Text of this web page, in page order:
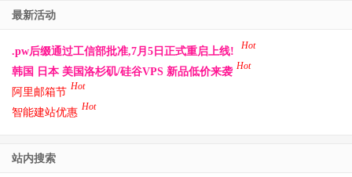
最新活动
.pw后缀通过工信部批准,7月5日正式重启上线! Hot
韩国 日本 美国洛杉矶/硅谷VPS 新品低价来袭 Hot
阿里邮箱节 Hot
智能建站优惠 Hot
站内搜索